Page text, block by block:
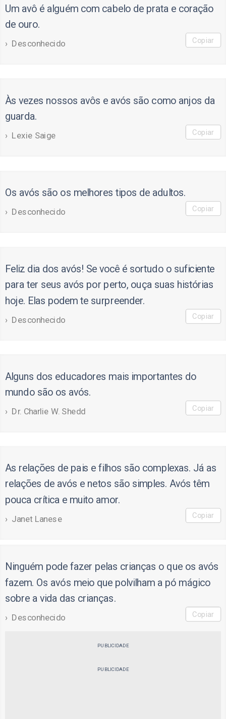
Um avô é alguém com cabelo de prata e coração
de ouro.
Desconhecido Copiar
Às vezes nossos avôs e avós são como anjos da
guarda.
Lexie Saige Copiar
Os avós são os melhores tipos de adultos.
Desconhecido Copiar
Feliz dia dos avós! Se você é sortudo o suficiente
para ter seus avós por perto, ouça suas histórias
hoje. Elas podem te surpreender.
Desconhecido Copiar
Alguns dos educadores mais importantes do
mundo são os avós.
Dr. Charlie W. Shedd Copiar
As relações de pais e filhos são complexas. Já as
relações de avós e netos são simples. Avós têm
pouca crítica e muito amor.
Janet Lanese Copiar
Ninguém pode fazer pelas crianças o que os avós
fazem. Os avós meio que polvilham a pó mágico
sobre a vida das crianças.
Desconhecido Copiar
PUBLICIDADE
PUBLICIDADE